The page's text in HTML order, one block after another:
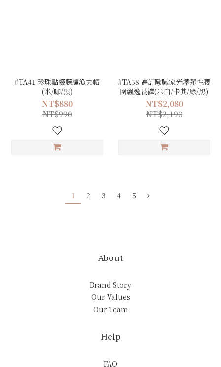
#TA41 珍珠點綴藤編漁夫帽
(米/咖/黑)
NT$880
NT$990
#TA58 高訂歐膩家光澤彈性腰
圍飄逸長褲(米白/卡其/綠/黑)
NT$2,080
NT$2,190
1 2 3 4 5
About
Brand Story
Our Values
Our Team
Help
FAQ